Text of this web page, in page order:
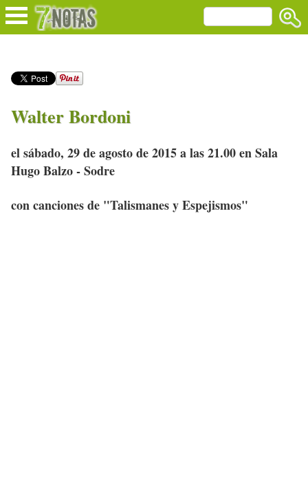
Walter Bordoni
el sábado, 29 de agosto de 2015 a las 21.00 en Sala
Hugo Balzo - Sodre
con canciones de "Talismanes y Espejismos"